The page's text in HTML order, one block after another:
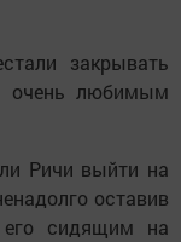
закрывать
очень любимым
Ричи выйти на
оставив
его сидящим на